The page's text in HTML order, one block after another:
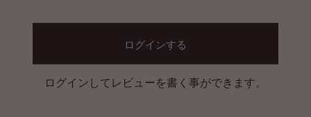
ログインする
ログインしてレビューを書く事ができます。